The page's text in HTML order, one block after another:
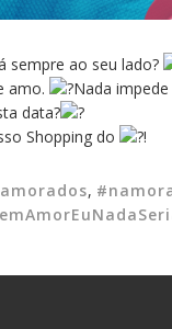
sempre ao seu lado?
amo.
Nada
data?
Shopping do
!
,